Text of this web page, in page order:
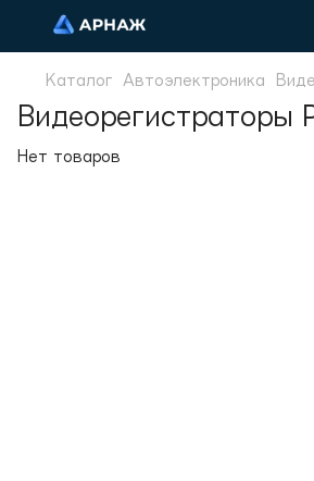
Каталог Автоэлектроника
Видеорегистраторы
Нет товаров